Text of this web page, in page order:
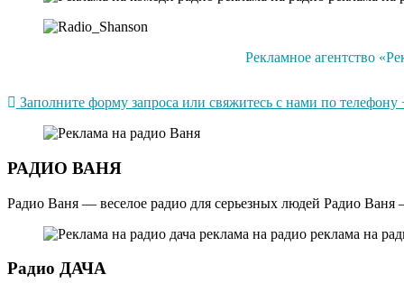
Рекламное агентство
Заполните форму запроса или свяжитесь с нами по
РАДИО ВАНЯ
Радио Ваня — веселое радио для серьезных людей Радио Ваня –
Радио ДАЧА